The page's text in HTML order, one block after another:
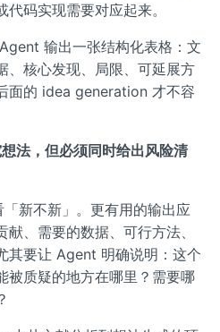
码实现需要对应起来。
输出一张结构化表格：文
、核心发现、局限、可延展方
面的 idea generation 才不容
法，但必须同时给出风险清
新不新」。更有用的输出应
、需要的数据、可行方法、
其要让 Agent 明确说明：这个
被质疑的地方在哪里？需要哪